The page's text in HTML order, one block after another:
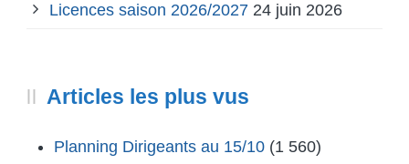
Licences saison 2026/2027 24 juin 2026
Articles les plus vus
Planning Dirigeants au 15/10 (1 560)